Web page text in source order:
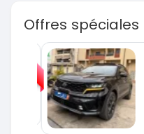
Offres spéciales